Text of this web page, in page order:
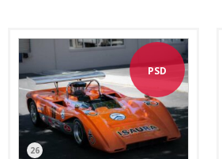
PSD
26